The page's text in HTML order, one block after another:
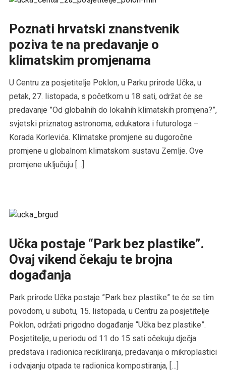
Poznati hrvatski znanstvenik
poziva te na predavanje o
klimatskim promjenama
U Centru za posjetitelje Poklon, u Parku prirode Učka, u
petak, 27. listopada, s početkom u 18 sati, održat će se
predavanje ”Od globalnih do lokalnih klimatskih promjena?”,
svjetski priznatog astronoma, edukatora i futurologa –
Korada Korlevića. Klimatske promjene su dugoročne
promjene u globalnom klimatskom sustavu Zemlje. Ove
promjene uključuju […]
Učka postaje “Park bez plastike”.
Ovaj vikend čekaju te brojna
događanja
Park prirode Učka postaje ”Park bez plastike” te će se tim
povodom, u subotu, 15. listopada, u Centru za posjetitelje
Poklon, održati prigodno događanje “Učka bez plastike”.
Posjetitelje, u periodu od 11 do 15 sati očekuju dječja
predstava i radionica recikliranja, predavanja o mikroplastici
i odvajanju otpada te radionica kompostiranja, […]